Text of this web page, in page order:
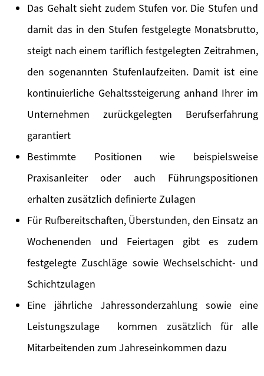
Das Gehalt sieht zudem Stufen vor. Die Stufen und
damit das in den Stufen festgelegte Monatsbrutto,
steigt nach einem tariflich festgelegten Zeitrahmen,
den sogenannten Stufenlaufzeiten. Damit ist eine
kontinuierliche Gehaltssteigerung anhand Ihrer im
Unternehmen zurückgelegten Berufserfahrung
garantiert
Bestimmte Positionen wie beispielsweise
Praxisanleiter oder auch Führungspositionen
erhalten zusätzlich definierte Zulagen
Für Rufbereitschaften, Überstunden, den Einsatz an
Wochenenden und Feiertagen gibt es zudem
festgelegte Zuschläge sowie Wechselschicht- und
Schichtzulagen
Eine jährliche Jahressonderzahlung sowie eine
Leistungszulage kommen zusätzlich für alle
Mitarbeitenden zum Jahreseinkommen dazu